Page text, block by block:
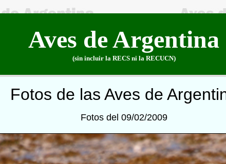
Aves de Argentina
(sin incluir la RECS ni la RECUCN)
Fotos de las Aves de
Fotos del 09/02/2009